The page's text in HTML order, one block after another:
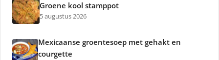
Groene kool stamppot
5 augustus 2026
Mexicaanse groentesoep met gehakt en
courgette